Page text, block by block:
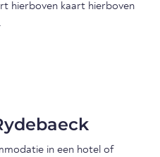
hierboven kaart hierboven
in een hotel of